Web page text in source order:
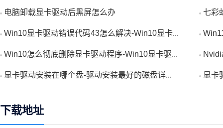
电脑卸载显卡驱动后黑屏怎么办 七彩
Win10显卡驱动错误代码43怎么解决-Win10显卡...
Win10怎么彻底删除显卡驱动程序-Win10显卡驱...
显卡驱动安装在哪个盘-驱动安装最好的磁盘详... 显卡
下载地址